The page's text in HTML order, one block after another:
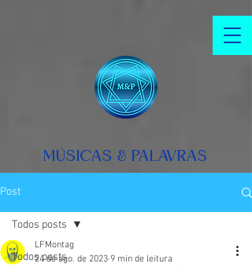
MÚSICAS & PALAVRAS
Post
Todos posts
Todos posts
LFMontag
24 de ago. de 2023 9 min de leitura